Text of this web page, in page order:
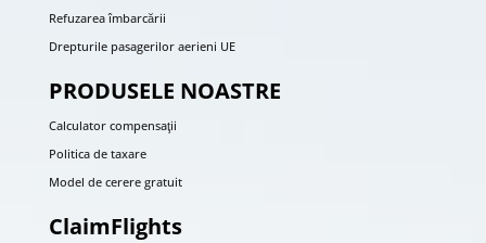
Refuzarea îmbarcării
Drepturile pasagerilor aerieni UE
PRODUSELE NOASTRE
Calculator compensaţii
Politica de taxare
Model de cerere gratuit
ClaimFlights